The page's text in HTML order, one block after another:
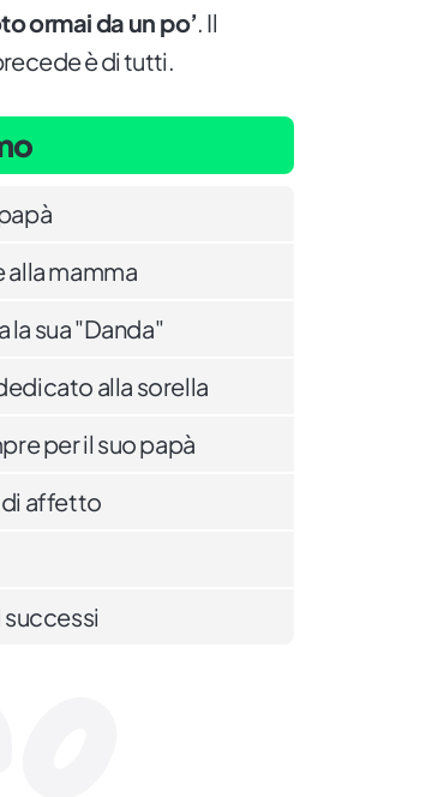
ormai da un po’. Il
è di tutti.
alla mamma
la sua "Danda"
alla sorella
per il suo papà
di affetto